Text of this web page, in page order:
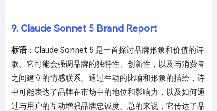
9. Claude Sonnet 5 Brand Report
标语：Claude Sonnet 5 是一首探讨品牌形象和价值的诗
歌。它可能会强调品牌的独特性、创新性，以及与消费者
之间建立的情感联系。通过生动的比喻和形象的描绘，诗
中可能表达了品牌在市场中的地位和影响力，以及如何通
过与用户的互动增强品牌忠诚度。总的来说，它传达了品